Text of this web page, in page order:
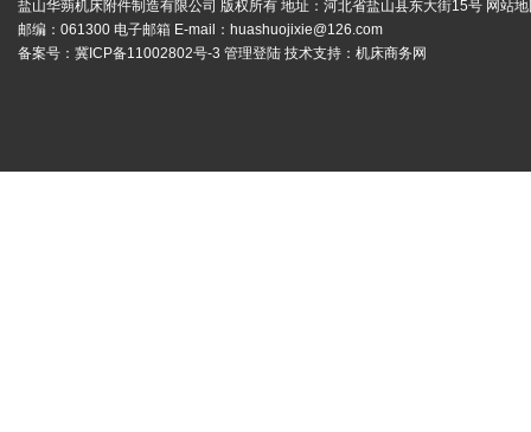
盐山华蒴机床附件制造有限公司 版权所有 地址：河北省盐山县东大街15号 网站
邮编：061300 电子邮箱 E-mail： huashuojixie@126.com
备案号： 冀ICP备11002802号-3 管理登陆 技术支持： 机床商务网